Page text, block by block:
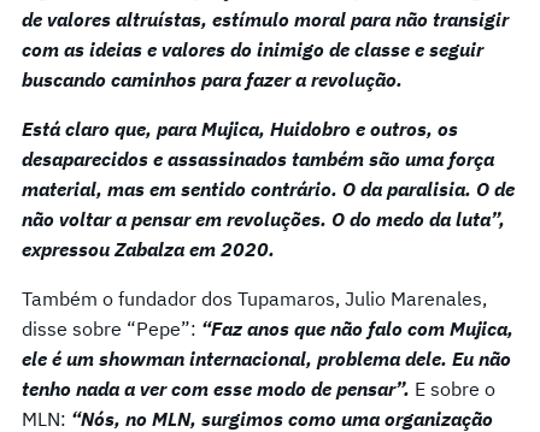
de valores altruístas, estímulo moral para não transigir
com as ideias e valores do inimigo de classe e seguir
buscando caminhos para fazer a revolução.
Está claro que, para Mujica, Huidobro e outros, os
desaparecidos e assassinados também são uma força
material, mas em sentido contrário. O da paralisia. O de
não voltar a pensar em revoluções. O do medo da luta”,
expressou Zabalza em 2020.
Também o fundador dos Tupamaros, Julio Marenales,
disse sobre “Pepe”: “Faz anos que não falo com Mujica,
ele é um showman internacional, problema dele. Eu não
tenho nada a ver com esse modo de pensar”. E sobre o
MLN: “Nós, no MLN, surgimos como uma organização